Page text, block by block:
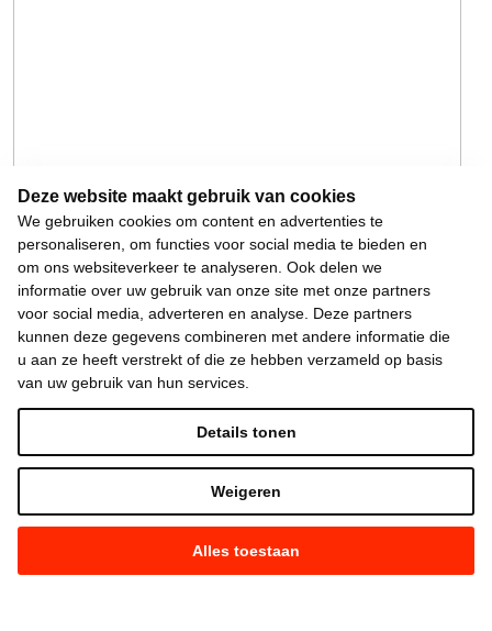
Deze website maakt gebruik van cookies
We gebruiken cookies om content en advertenties te
personaliseren, om functies voor social media te bieden en
om ons websiteverkeer te analyseren. Ook delen we
informatie over uw gebruik van onze site met onze partners
voor social media, adverteren en analyse. Deze partners
kunnen deze gegevens combineren met andere informatie die
u aan ze heeft verstrekt of die ze hebben verzameld op basis
van uw gebruik van hun services.
Alles toestaan
Weigeren
Details tonen